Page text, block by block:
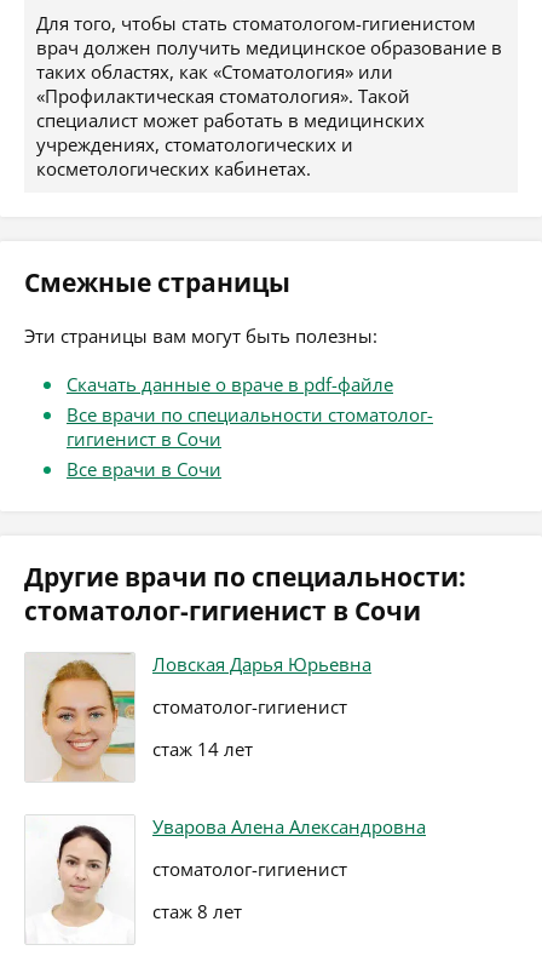
Для того, чтобы стать стоматологом-гигиенистом
врач должен получить медицинское образование в
таких областях, как «Стоматология» или
«Профилактическая стоматология». Такой
специалист может работать в медицинских
учреждениях, стоматологических и
косметологических кабинетах.
Смежные страницы
Эти страницы вам могут быть полезны:
Скачать данные о враче в pdf-файле
Все врачи по специальности стоматолог-
гигиенист в Сочи
Все врачи в Сочи
Другие врачи по специальности:
стоматолог-гигиенист в Сочи
Ловская Дарья Юрьевна
стоматолог-гигиенист
стаж 14 лет
Уварова Алена Александровна
стоматолог-гигиенист
стаж 8 лет